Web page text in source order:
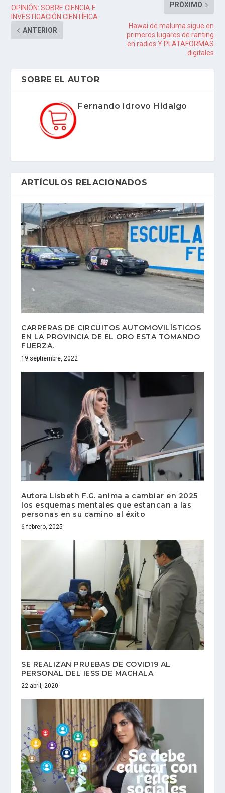
OPINIÓN: SOBRE CIENCIA E
INVESTIGACIÓN CIENTÍFICA
ANTERIOR
PRÓXIMO
Hawai de maluma sigue en
primeros lugares de ranting
en radios Y PLATAFORMAS
digitales
SOBRE EL AUTOR
Fernando Idrovo Hidalgo
ARTÍCULOS RELACIONADOS
CARRERAS DE CIRCUITOS AUTOMOVILÍSTICOS
EN LA PROVINCIA DE EL ORO ESTA TOMANDO
FUERZA.
19 septiembre, 2022
Autora Lisbeth F.G. anima a cambiar en 2025
los esquemas mentales que estancan a las
personas en su camino al éxito
6 febrero, 2025
SE REALIZAN PRUEBAS DE COVID19 AL
PERSONAL DEL IESS DE MACHALA
22 abril, 2020